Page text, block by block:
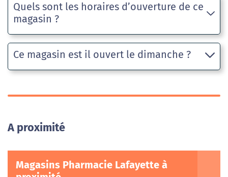
Quels sont les horaires d’ouverture de ce
magasin ?
Ce magasin est il ouvert le dimanche ?
A proximité
Magasins Pharmacie Lafayette à